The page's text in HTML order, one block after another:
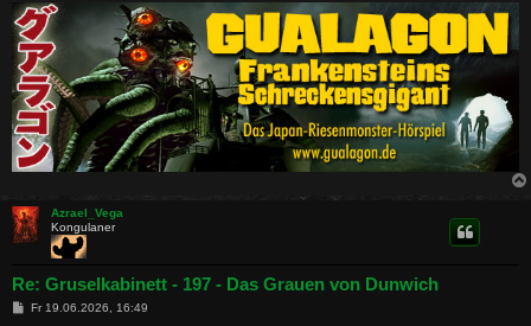
Azrael_Vega
Kongulaner
Re: Gruselkabinett - 197 - Das Grauen von Dunwich
BFr 19.06.2026, 16:49